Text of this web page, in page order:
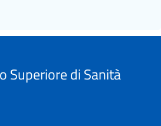
Superiore di Sanità